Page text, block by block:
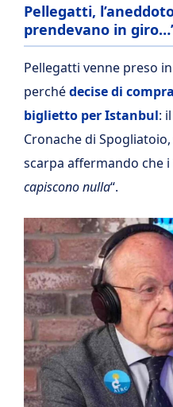
Pellegatti,
prendevano in
Pellegatti venne preso
perchédecise di
biglietto per Istanbul:
Cronache di
scarpa affermando che
capiscono nulla“.